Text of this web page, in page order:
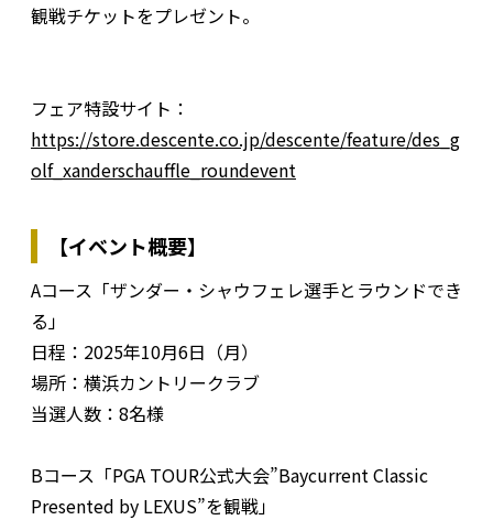
観戦チケットをプレゼント。
フェア特設サイト：
https://store.descente.co.jp/descente/feature/des_g
olf_xanderschauffle_roundevent
【イベント概要】
Aコース「ザンダー・シャウフェレ選手とラウンドでき
る」
日程：2025年10月6日（月）
場所：横浜カントリークラブ
当選人数：8名様
Bコース「PGA TOUR公式大会”Baycurrent Classic
Presented by LEXUS”を観戦」